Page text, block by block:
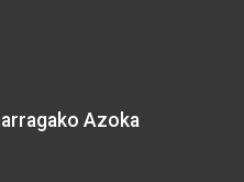
Azoka